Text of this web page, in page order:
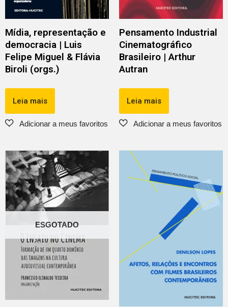
Mídia, representação e
democracia | Luis
Felipe Miguel & Flávia
Biroli (orgs.)
Leia mais
Pensamento Industrial
Cinematográfico
Brasileiro | Arthur
Autran
Leia mais
ESGOTADO